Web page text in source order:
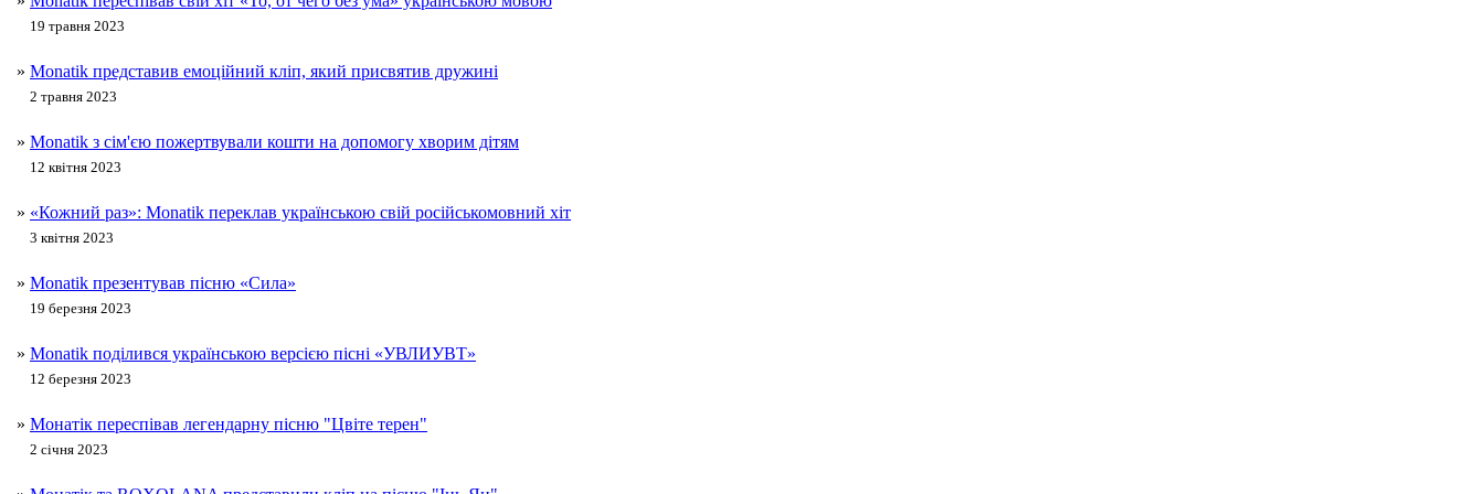
19 травня 2023
» Monatik представив емоційний кліп, який присвятив дружині
2 травня 2023
» Monatik з сім'єю пожертвували кошти на допомогу хворим дітям
12 квітня 2023
» «Кожний раз»: Monatik переклав українською свій російськомовний хіт
3 квітня 2023
» Monatik презентував пісню «Сила»
19 березня 2023
» Monatik поділився українською версією пісні «УВЛИУВТ»
12 березня 2023
» Монатік переспівав легендарну пісню "Цвіте терен"
2 січня 2023